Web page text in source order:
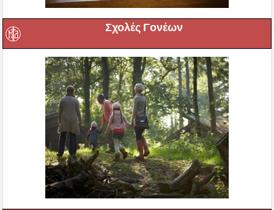
Σχολές Γονέων